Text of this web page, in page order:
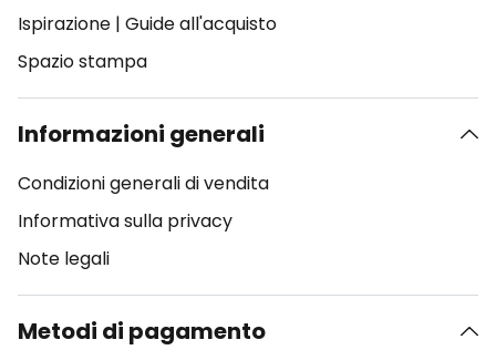
Ispirazione | Guide all'acquisto
Spazio stampa
Informazioni generali
Condizioni generali di vendita
Informativa sulla privacy
Note legali
Metodi di pagamento